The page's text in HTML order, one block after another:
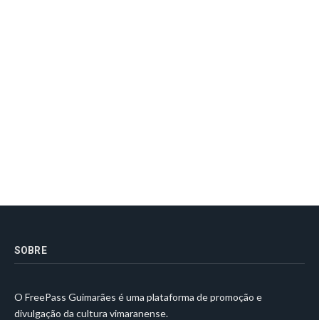
SOBRE
O FreePass Guimarães é uma plataforma de promoção e
divulgação da cultura vimaranense.